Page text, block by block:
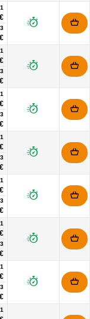
3
3
3
3
3
3
3